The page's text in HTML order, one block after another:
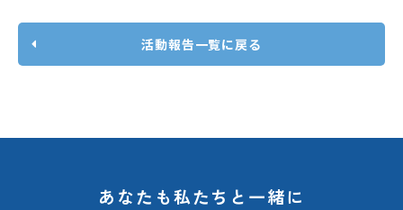
活動報告一覧に戻る
あなたも私たちと一緒に